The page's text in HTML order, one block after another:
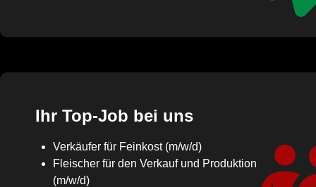
Ihr Top-Job bei uns
Verkäufer für Feinkost (m/w/d)
Fleischer für den Verkauf und Produktion
(m/w/d)